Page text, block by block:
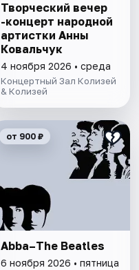
Творческий вечер
-концерт народной
артистки Анны
Ковальчук
4 ноября 2026 • среда
Концертный Зал Колизей
& Колизей
от 900 ₽
Abba–The Beatles
6 ноября 2026 • пятница